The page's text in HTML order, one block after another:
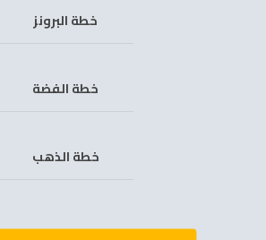
خطة البرونز
خطة الفضة
خطة الذهب